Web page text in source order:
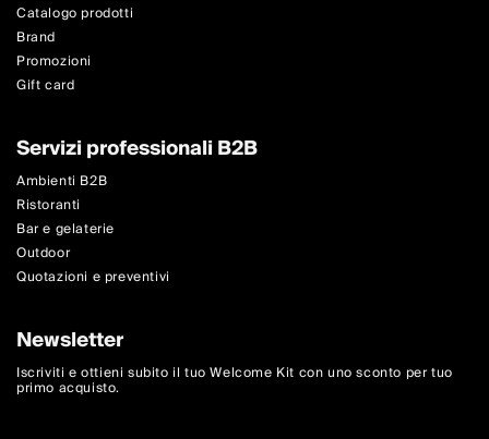
Catalogo prodotti
Brand
Promozioni
Gift card
Servizi professionali B2B
Ambienti B2B
Ristoranti
Bar e gelaterie
Outdoor
Quotazioni e preventivi
Newsletter
Iscriviti e ottieni subito il tuo Welcome Kit con uno sconto per tuo
primo acquisto.